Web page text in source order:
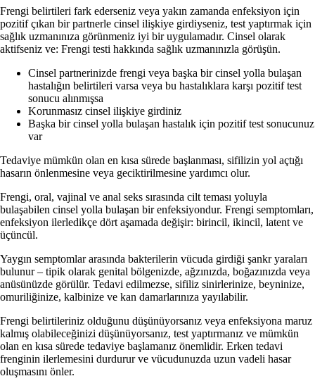
Frengi belirtileri fark ederseniz veya yakın zamanda enfeksiyon için
pozitif çıkan bir partnerle cinsel ilişkiye girdiyseniz, test yaptırmak için
sağlık uzmanınıza görünmeniz iyi bir uygulamadır. Cinsel olarak
aktifseniz ve: Frengi testi hakkında sağlık uzmanınızla görüşün.
Cinsel partnerinizde frengi veya başka bir cinsel yolla bulaşan
hastalığın belirtileri varsa veya bu hastalıklara karşı pozitif test
sonucu alınmışsa
Korunmasız cinsel ilişkiye girdiniz
Başka bir cinsel yolla bulaşan hastalık için pozitif test sonucunuz
var
Tedaviye mümkün olan en kısa sürede başlanması, sifilizin yol açtığı
hasarın önlenmesine veya geciktirilmesine yardımcı olur.
Frengi, oral, vajinal ve anal seks sırasında cilt teması yoluyla
bulaşabilen cinsel yolla bulaşan bir enfeksiyondur. Frengi semptomları,
enfeksiyon ilerledikçe dört aşamada değişir: birincil, ikincil, latent ve
üçüncül.
Yaygın semptomlar arasında bakterilerin vücuda girdiği şankr yaraları
bulunur – tipik olarak genital bölgenizde, ağzınızda, boğazınızda veya
anüsünüzde görülür. Tedavi edilmezse, sifiliz sinirlerinize, beyninize,
omuriliğinize, kalbinize ve kan damarlarınıza yayılabilir.
Frengi belirtileriniz olduğunu düşünüyorsanız veya enfeksiyona maruz
kalmış olabileceğinizi düşünüyorsanız, test yaptırmanız ve mümkün
olan en kısa sürede tedaviye başlamanız önemlidir. Erken tedavi
frenginin ilerlemesini durdurur ve vücudunuzda uzun vadeli hasar
oluşmasını önler.